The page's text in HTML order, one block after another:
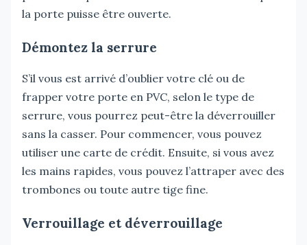
la porte puisse être ouverte.
Démontez la serrure
S’il vous est arrivé d’oublier votre clé ou de
frapper votre porte en PVC, selon le type de
serrure, vous pourrez peut-être la déverrouiller
sans la casser. Pour commencer, vous pouvez
utiliser une carte de crédit. Ensuite, si vous avez
les mains rapides, vous pouvez l’attraper avec des
trombones ou toute autre tige fine.
Verrouillage et déverrouillage